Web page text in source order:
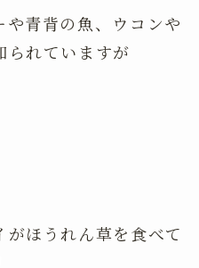
青背の魚、ウコンや
られていますが
ほうれん草を食べて